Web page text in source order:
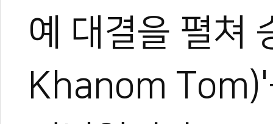
예 대결을 펼쳐
Khanom Tom)'